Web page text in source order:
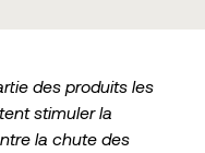
des produits les
stimuler la
la chute des